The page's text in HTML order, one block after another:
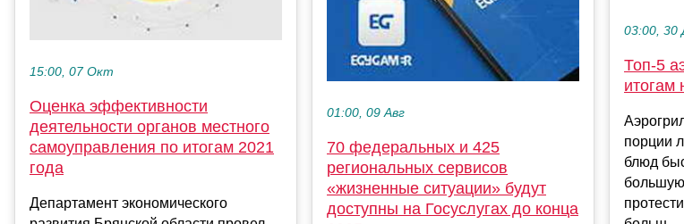
15:00, 07 Окт
Оценка эффективности
деятельности органов местного
самоуправления по итогам 2021
года
Департамент экономического
01:00, 09 Авг
70 федеральных и 425
региональных сервисов
«жизненные ситуации» будут
доступны на Госуслугах до конца
03:00, 30
Топ-5
итогам
порции
блюд